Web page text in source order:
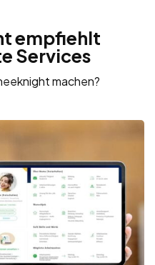
empfiehlt
Services
machen?